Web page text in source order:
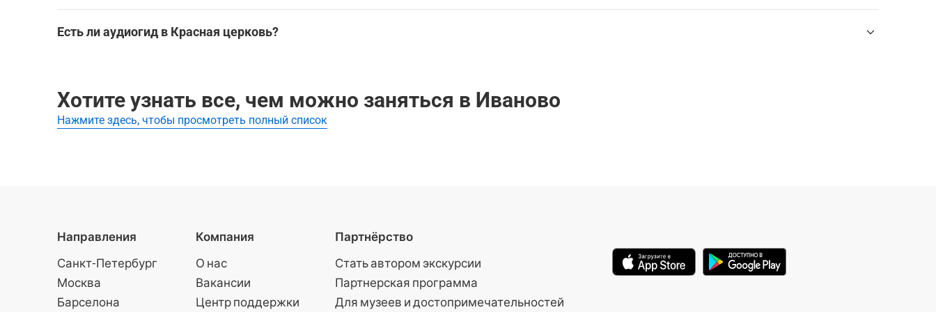
Городские легенды города Иваново
Городские легенды города Иваново
Есть ли аудиогид в Красная церковь?
Лучшие аудиогиды и самостоятельные экскурсии по Красная церковь:
Городские легенды города Иваново
Хотите узнать все, чем можно заняться в Иваново
Нажмите здесь, чтобы просмотреть полный список
Направления
Санкт-Петербург
Москва
Барселона
Компания
О нас
Вакансии
Центр поддержки
Партнёрство
Стать автором экскурсии
Партнерская программа
Для музеев и достопримечательностей